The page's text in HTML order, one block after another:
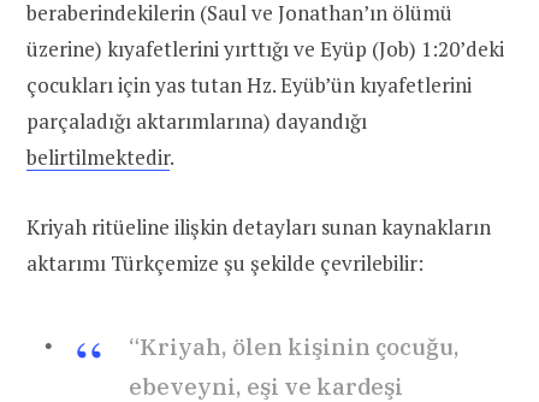
beraberindekilerin (Saul ve Jonathan’ın ölümü
üzerine) kıyafetlerini yırttığı ve Eyüp (Job) 1:20’deki
çocukları için yas tutan Hz. Eyüb’ün kıyafetlerini
parçaladığı aktarımlarına) dayandığı
belirtilmektedir.
Kriyah ritüeline ilişkin detayları sunan kaynakların
aktarımı Türkçemize şu şekilde çevrilebilir:
“Kriyah, ölen kişinin çocuğu,
ebeveyni, eşi ve kardeşi